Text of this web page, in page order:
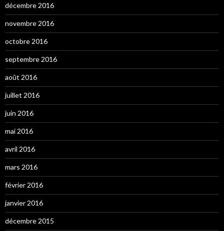
décembre 2016
novembre 2016
octobre 2016
septembre 2016
août 2016
juillet 2016
juin 2016
mai 2016
avril 2016
mars 2016
février 2016
janvier 2016
décembre 2015